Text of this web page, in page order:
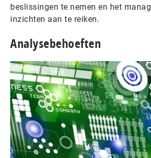
beslissingen te nemen en het
inzichten aan te reiken.
Analysebehoeften